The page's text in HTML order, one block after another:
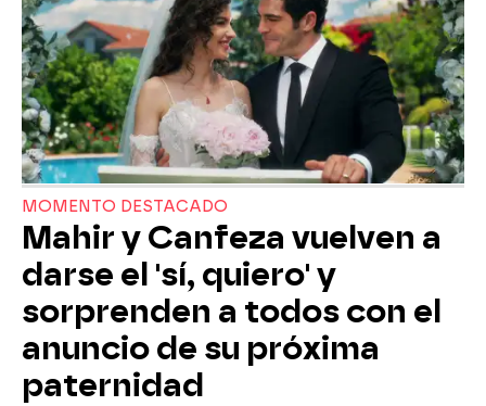
MOMENTO DESTACADO
Mahir y Canfeza vuelven a
darse el 'sí, quiero' y
sorprenden a todos con el
anuncio de su próxima
paternidad